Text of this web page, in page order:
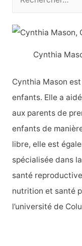
c
c
h
e
r
:
Cynthia
Cynthia Mason
enfants. Elle a
aux parents de
enfants de
libre, elle est
spécialisée dans
santé
nutrition et santé
l’université de